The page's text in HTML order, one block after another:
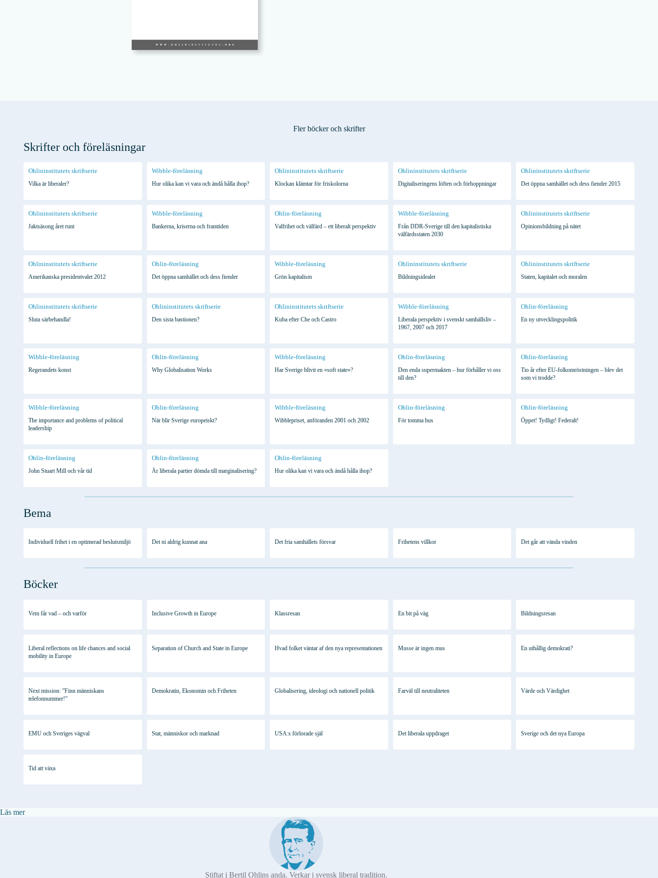
Fler böcker och skrifter
Skrifter och föreläsningar
Ohlininstitutets skriftserie
Vilka är liberaler?
Wibble-föreläsning
Hur olika kan vi vara och ändå hålla ihop?
Ohlininstitutets skriftserie
Klockan klämtar för friskolorna
Ohlininstitutets skriftserie
Digitaliseringens löften och förhoppningar
Ohlininstitutets skriftserie
Det öppna samhället och dess fiender 2015
Ohlininstitutets skriftserie
Jaktsäsong året runt
Wibble-föreläsning
Bankerna, kriserna och framtiden
Ohlin-föreläsning
Valfrihet och välfärd – ett liberalt perspektiv
Wibble-föreläsning
Från DDR-Sverige till den kapitalistiska
välfärdsstaten 2030
Ohlininstitutets skriftserie
Opinionsbildning på nätet
Ohlininstitutets skriftserie
Amerikanska presidentvalet 2012
Ohlin-föreläsning
Det öppna samhället och dess fiender
Wibble-föreläsning
Grön kapitalism
Ohlininstitutets skriftserie
Bildningsidealet
Ohlininstitutets skriftserie
Staten, kapitalet och moralen
Ohlininstitutets skriftserie
Sluta särbehandla!
Ohlininstitutets skriftserie
Den sista bastionen?
Ohlininstitutets skriftserie
Kuba efter Che och Castro
Wibble-föreläsning
Liberala perspektiv i svenskt samhällsliv –
1967, 2007 och 2017
Ohlin-föreläsning
En ny utvecklingspolitik
Wibble-föreläsning
Regerandets konst
Ohlin-föreläsning
Why Globalisation Works
Wibble-föreläsning
Har Sverige blivit en »soft state«?
Ohlin-föreläsning
Den enda supermakten – hur förhåller vi oss
till den?
Ohlin-föreläsning
Tio år efter EU-folkomröstningen – blev det
som vi trodde?
Wibble-föreläsning
The importance and problems of political
leadership
Ohlin-föreläsning
När blir Sverige europeiskt?
Wibble-föreläsning
Wibblepriset, anföranden 2001 och 2002
Ohlin-föreläsning
För tomma hus
Ohlin-föreläsning
Öppet! Tydligt! Federalt!
Ohlin-föreläsning
John Stuart Mill och vår tid
Ohlin-föreläsning
Är liberala partier dömda till marginalisering?
Ohlin-föreläsning
Hur olika kan vi vara och ändå hålla ihop?
Bema
Individuell frihet i en optimerad beslutsmiljö Det ni aldrig kunnat ana Det fria samhällets försvar Frihetens villkor Det går att vända vinden
Böcker
Vem får vad – och varför Inclusive Growth in Europe Klassresan En bit på väg Bildningsresan
Liberal reflections on life chances and social
mobility in Europe
Separation of Church and State in Europe Hvad folket väntar af den nya representationen Musse är ingen mus En uthållig demokrati?
Next mission: ”Finn människans
telefonnummer!”
Demokratin, Ekonomin och Friheten Globalisering, ideologi och nationell politik Farväl till neutraliteten Värde och Värdighet
EMU och Sveriges vägval Stat, människor och marknad USA:s förlorade själ Det liberala uppdraget Sverige och det nya Europa
Tid att växa
Läs mer:
Stiftat i Bertil Ohlins anda. Verkar i svensk liberal tradition.